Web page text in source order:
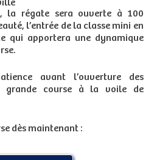
la régate sera ouverte à 100
l’entrée de la classe mini en
qui apportera une dynamique
avant l’ouverture des
grande course à la voile de
dès maintenant :